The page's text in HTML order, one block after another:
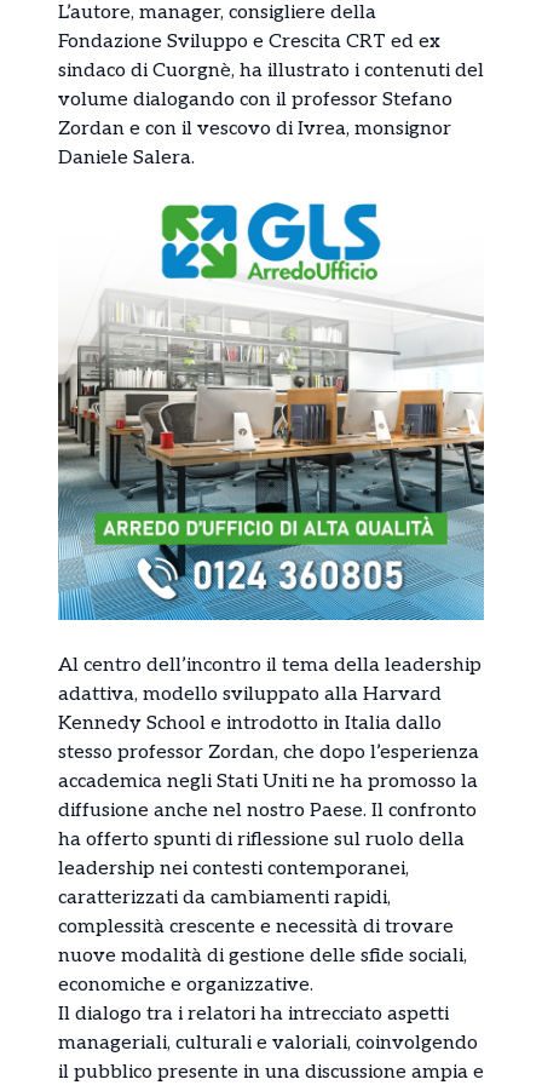
L’autore, manager, consigliere della
Fondazione Sviluppo e Crescita CRT ed ex
sindaco di Cuorgnè, ha illustrato i contenuti del
volume dialogando con il professor Stefano
Zordan e con il vescovo di Ivrea, monsignor
Daniele Salera.
Al centro dell’incontro il tema della leadership
adattiva, modello sviluppato alla Harvard
Kennedy School e introdotto in Italia dallo
stesso professor Zordan, che dopo l’esperienza
accademica negli Stati Uniti ne ha promosso la
diffusione anche nel nostro Paese. Il confronto
ha offerto spunti di riflessione sul ruolo della
leadership nei contesti contemporanei,
caratterizzati da cambiamenti rapidi,
complessità crescente e necessità di trovare
nuove modalità di gestione delle sfide sociali,
economiche e organizzative.
Il dialogo tra i relatori ha intrecciato aspetti
manageriali, culturali e valoriali, coinvolgendo
il pubblico presente in una discussione ampia e